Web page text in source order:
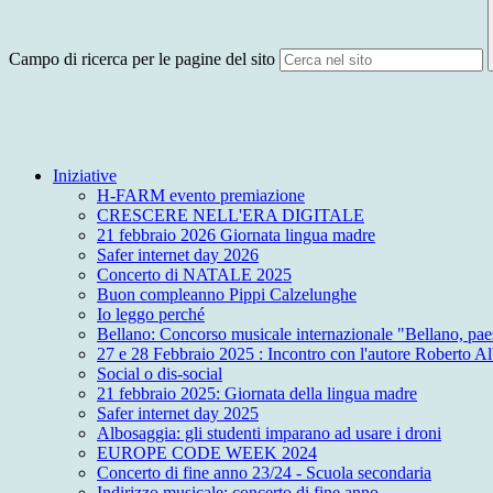
Campo di ricerca per le pagine del sito
Iniziative
H-FARM evento premiazione
CRESCERE NELL'ERA DIGITALE
21 febbraio 2026 Giornata lingua madre
Safer internet day 2026
Concerto di NATALE 2025
Buon compleanno Pippi Calzelunghe
Io leggo perché
Bellano: Concorso musicale internazionale "Bellano,
27 e 28 Febbraio 2025 : Incontro con l'autore Roberto
Social o dis-social
21 febbraio 2025: Giornata della lingua madre
Safer internet day 2025
Albosaggia: gli studenti imparano ad usare i droni
EUROPE CODE WEEK 2024
Concerto di fine anno 23/24 - Scuola secondaria